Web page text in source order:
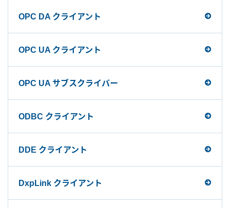
OPC DA クライアント
OPC UA クライアント
OPC UA サブスクライバー
ODBC クライアント
DDE クライアント
DxpLink クライアント